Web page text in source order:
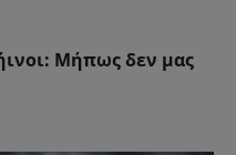
Μήπως δεν μας